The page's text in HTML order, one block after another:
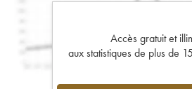
Accès gratuit et
aux statistiques de plus de